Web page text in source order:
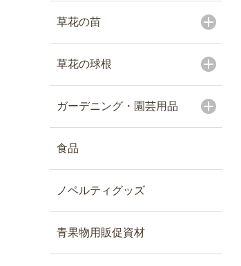
草花の苗
草花の球根
ガーデニング・園芸用品
食品
ノベルティグッズ
青果物用販促資材